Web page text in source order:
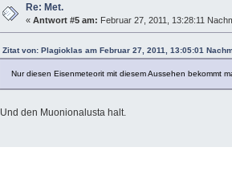
Re: Met.
« Antwort #5 am: Februar 27, 2011, 13:28:11
Zitat von: Plagioklas am Februar 27, 2011, 13:05:01
Nur diesen Eisenmeteorit mit diesem Aussehen bekommt
Und den Muonionalusta halt.